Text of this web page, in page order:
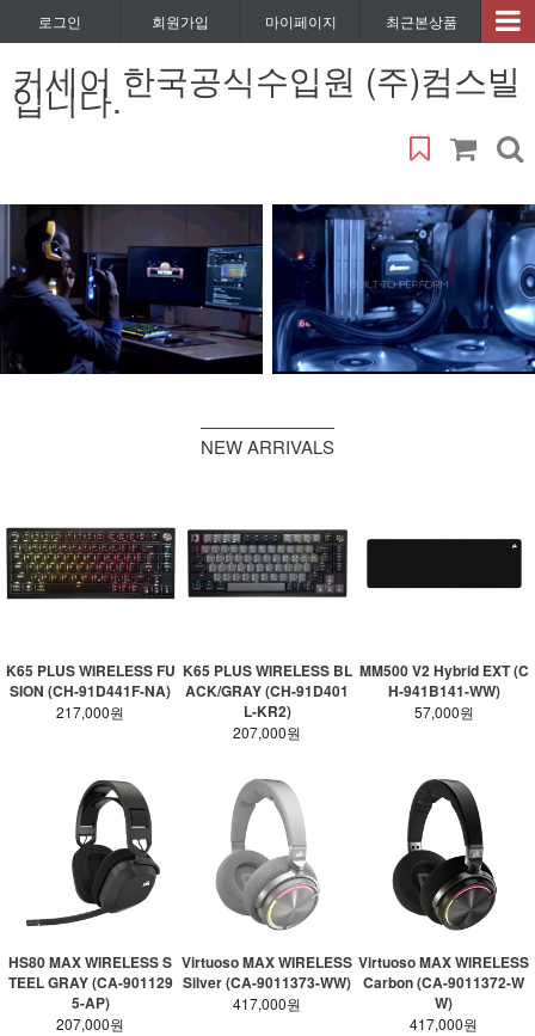
로그인 회원가입 마이페이지 최근본상품
커세어 한국공식수입원 (주)컴스빌
입니다.
NEW ARRIVALS
K65 PLUS WIRELESS FU
SION (CH-91D441F-NA)
217,000원
K65 PLUS WIRELESS BL
ACK/GRAY (CH-91D401
L-KR2)
207,000원
MM500 V2 Hybrid EXT (C
H-941B141-WW)
57,000원
HS80 MAX WIRELESS S
TEEL GRAY (CA-901129
5-AP)
207,000원
Virtuoso MAX WIRELESS
Silver (CA-9011373-WW)
417,000원
Virtuoso MAX WIRELESS
Carbon (CA-9011372-W
W)
417,000원